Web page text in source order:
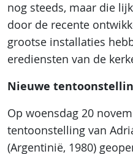
nog steeds, maar die
door de recente
grootse installaties
erediensten van de
Nieuwe
Op woensdag 20
tentoonstelling van
(Argentinië, 1980)